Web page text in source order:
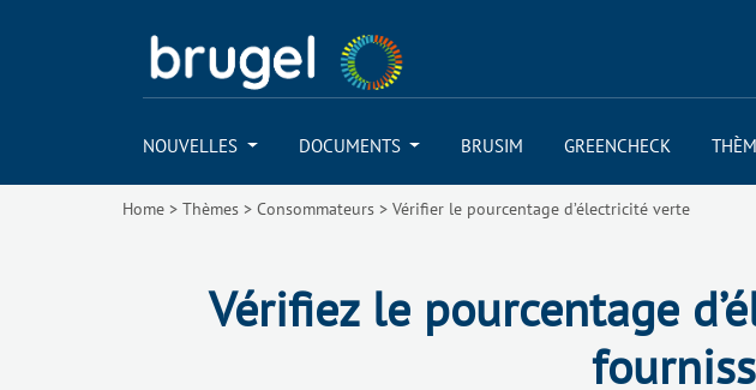
NOUVELLES DOCUMENTS BRUSIM GREENCHECK
Home > Thèmes > Consommateurs > Vérifier le pourcentage d’électricité verte
Vérifiez le pourcentage